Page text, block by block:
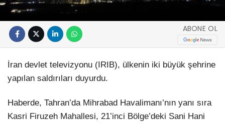
ABONE OL
İran devlet televizyonu (IRIB), ülkenin iki büyük şehrine
yapılan saldırıları duyurdu.
Haberde, Tahran’da Mihrabad Havalimanı’nın yanı sıra
Kasri Firuzeh Mahallesi, 21’inci Bölge’deki Sani Hani